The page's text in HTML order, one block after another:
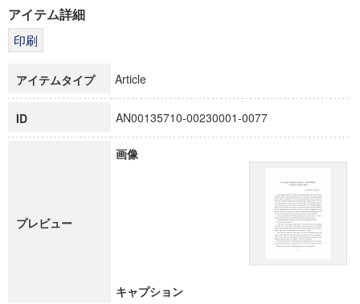
科学研究費補助金研究成果報告書
博士課程教育リーディングプログラム「超成熟社会発展のサ
アイテム詳細
アイテムタイプ Article
ID AN00135710-00230001-0077
プレビュー
画像
キャプション